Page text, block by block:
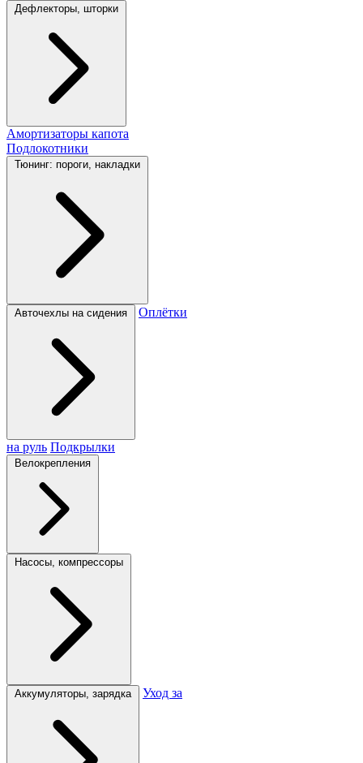
Дефлекторы, шторки
Амортизаторы капота
Подлокотники
Тюнинг: пороги, накладки
Авточехлы на сидения Оплётки
на руль Подкрылки
Велокрепления
Насосы, компрессоры
Аккумуляторы, зарядка Уход за